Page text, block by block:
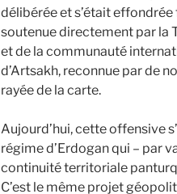
délibérée et s’était
soutenue directement par la
et de la communauté
d’Artsakh, reconnue par de
rayée de la carte.
Aujourd’hui, cette offensive
régime d’Erdogan qui – par
continuité territoriale
C’est le même projet